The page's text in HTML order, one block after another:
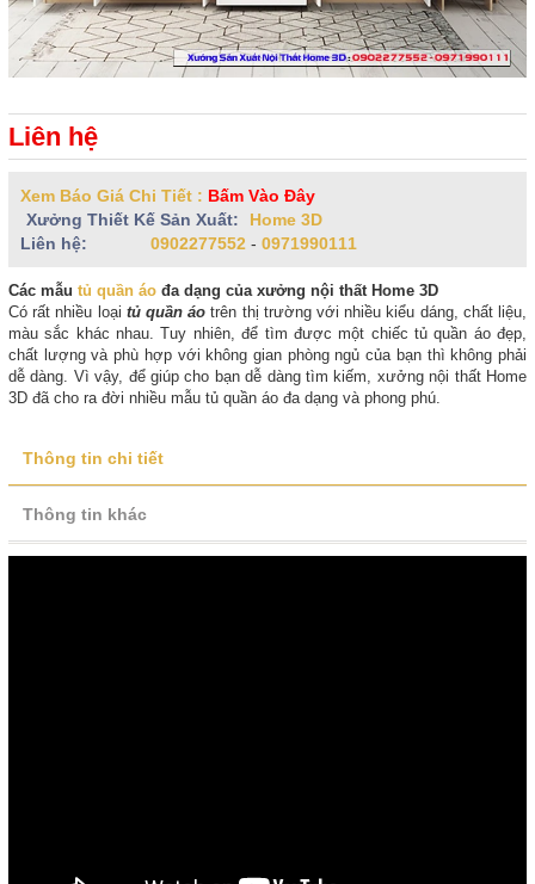
Liên hệ
Xem Báo Giá Chi Tiết : Bấm Vào Đây
Xưởng Thiết Kế Sản Xuất:
Home 3D
Liên hệ:
0902277552 - 0971990111
Các mẫu tủ quần áo đa dạng của xưởng nội thất Home 3D
Có rất nhiều loại tủ quần áo trên thị trường với nhiều kiểu dáng, chất liệu,
màu sắc khác nhau. Tuy nhiên, để tìm được một chiếc tủ quần áo đẹp,
chất lượng và phù hợp với không gian phòng ngủ của bạn thì không phải
dễ dàng. Vì vậy, để giúp cho bạn dễ dàng tìm kiếm, xưởng nội thất Home
3D đã cho ra đời nhiều mẫu tủ quần áo đa dạng và phong phú.
Thông tin chi tiết
Thông tin khác